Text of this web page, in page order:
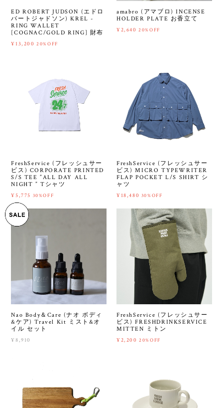
ED ROBERT JUDSON (エドロ
バートジャドソン) KREL -
RING WALLET
[COGNAC/GOLD RING] 財布
¥13,200 20%OFF
amabro (アマブロ) INCENSE
HOLDER PLATE お香立て
¥2,640 20%OFF
FreshService (フレッシュサー
ビス) CORPORATE PRINTED
S/S TEE ”ALL DAY ALL
NIGHT ” Tシャツ
¥5,775 30%OFF
FreshService (フレッシュサー
ビス) MICRO TYPEWRITER
FLAP POCKET L/S SHIRT シ
ャツ
¥18,480 30%OFF
Nao Body＆Care (ナオ ボディ
&ケア) Travel Kit ミスト&オ
イル セット
¥8,910
FreshService (フレッシュサー
ビス) FRESHDRINKSERVICE
MITTEN ミトン
¥2,200 20%OFF